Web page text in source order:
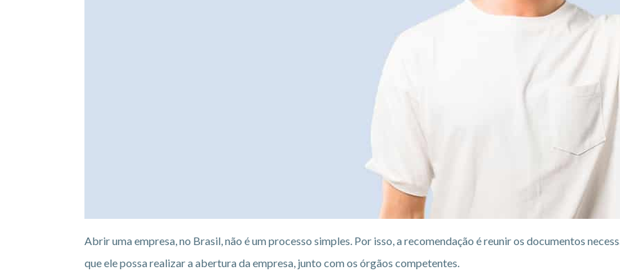
Abrir uma empresa, no Brasil, não é um processo simples. Por isso, a recomendação é reunir os documentos
que ele possa realizar a abertura da empresa, junto com os órgãos competentes.